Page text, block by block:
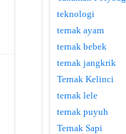
teknologi
ternak ayam
ternak bebek
ternak jangkrik
Ternak Kelinci
ternak lele
ternak puyuh
Ternak Sapi